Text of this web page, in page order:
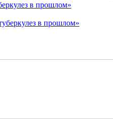
в прошлом»